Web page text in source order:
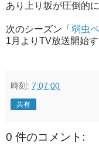
あり上り坂が圧倒的
次のシーズン「 弱虫
1月よりTV放送開始
時刻: 7:07:00
共有
0 件のコメント: